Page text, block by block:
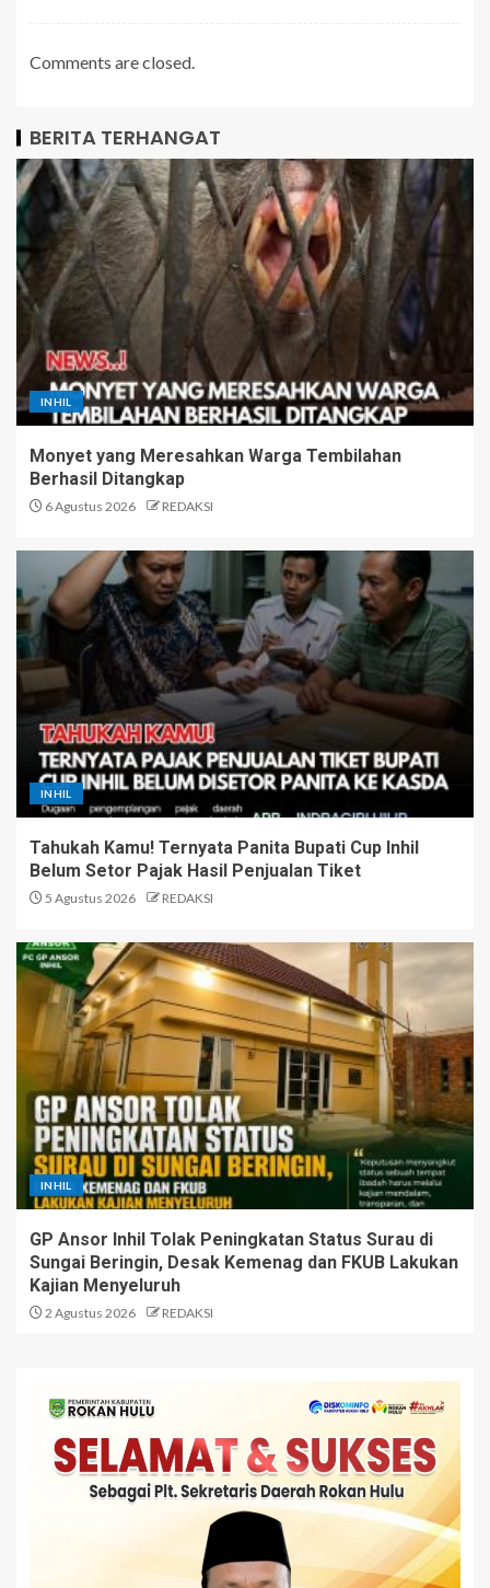
Comments are closed.
BERITA TERHANGAT
INHIL
Monyet yang Meresahkan Warga Tembilahan
Berhasil Ditangkap
6 Agustus 2026 REDAKSI
INHIL
Tahukah Kamu! Ternyata Panita Bupati Cup Inhil
Belum Setor Pajak Hasil Penjualan Tiket
5 Agustus 2026 REDAKSI
INHIL
GP Ansor Inhil Tolak Peningkatan Status Surau di
Sungai Beringin, Desak Kemenag dan FKUB Lakukan
Kajian Menyeluruh
2 Agustus 2026 REDAKSI